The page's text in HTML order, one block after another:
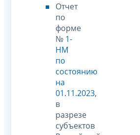
Отчет
по
форме
№ 1-
НМ
по
состоянию
на
01.11.2023,
в
разрезе
субъектов